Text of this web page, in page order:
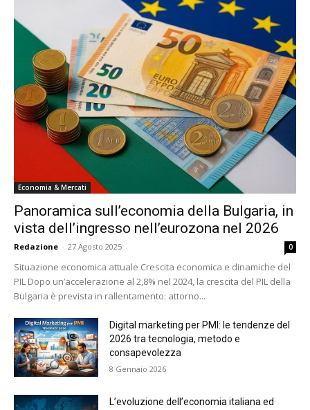
Economia & Mercati
Panoramica sull’economia della Bulgaria, in
vista dell’ingresso nell’eurozona nel 2026
Redazione - 27 Agosto 2025 0
Situazione economica attuale Crescita economica e dinamiche del
PIL Dopo un’accelerazione al 2,8% nel 2024, la crescita del PIL della
Bulgaria è prevista in rallentamento: attorno...
Digital marketing per PMI: le tendenze del
2026 tra tecnologia, metodo e
consapevolezza
8 Gennaio 2026
L’evoluzione dell’economia italiana ed